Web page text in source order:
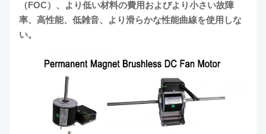
（FOC）、より低い材料の費用およびより小さい故障
率、高性能、低雑音、より滑らかな性能曲線を使用しな
い。